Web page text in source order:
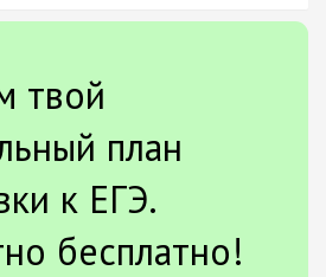
твой
план
к ЕГЭ.
бесплатно!